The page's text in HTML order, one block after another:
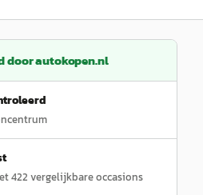
doorautokopen.nl
422 vergelijkbare occasions